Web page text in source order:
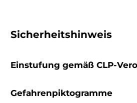
Sicherheitshinweis
Einstufung gemäß CLP-
Gefahrenpiktogramme